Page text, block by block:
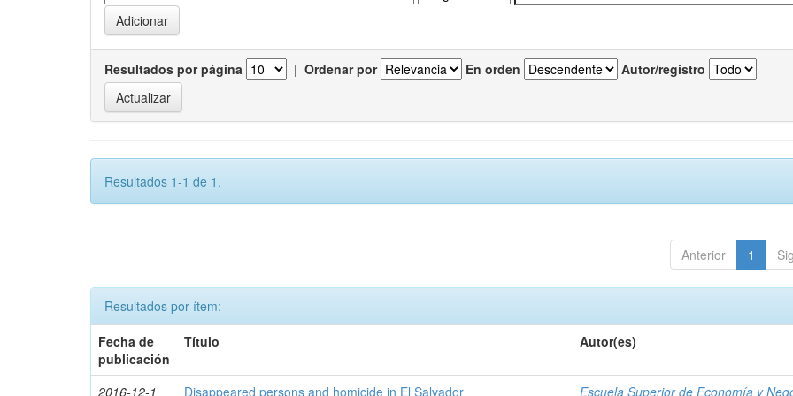
Resultados por página | Ordenar por En orden Autor/registro
Resultados 1-1 de 1.
Anterior 1
Resultados por ítem:
Fecha de
publicación
Título Autor(es)
2016-12-1 Disappeared persons and homicide in El Salvador Escuela Superior de Economía y